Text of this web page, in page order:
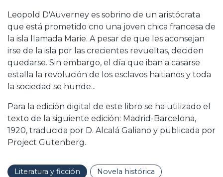
Leopold D'Auverney es sobrino de un aristócrata
que está prometido cno una joven chica francesa de
la isla llamada Marie. A pesar de que les aconsejan
irse de la isla por las crecientes revueltas, deciden
quedarse. Sin embargo, el día que iban a casarse
estalla la revolución de los esclavos haitianos y toda
la sociedad se hunde...
Para la edición digital de este libro se ha utilizado el
texto de la siguiente edición: Madrid-Barcelona,
1920, traducida por D. Alcalá Galiano y publicada por
Project Gutenberg.
Literatura y ficción Novela histórica